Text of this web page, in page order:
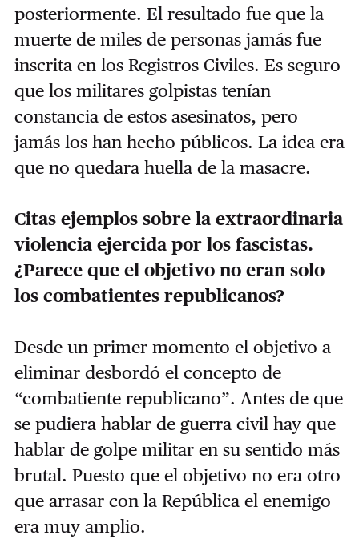
posteriormente. El resultado fue que la
muerte de miles de personas jamás fue
inscrita en los Registros Civiles. Es seguro
que los militares golpistas tenían
constancia de estos asesinatos, pero
jamás los han hecho públicos. La idea era
que no quedara huella de la masacre.
Citas ejemplos sobre la extraordinaria
violencia ejercida por los fascistas.
¿Parece que el objetivo no eran solo
los combatientes republicanos?
Desde un primer momento el objetivo a
eliminar desbordó el concepto de
“combatiente republicano”. Antes de que
se pudiera hablar de guerra civil hay que
hablar de golpe militar en su sentido más
brutal. Puesto que el objetivo no era otro
que arrasar con la República el enemigo
era muy amplio.